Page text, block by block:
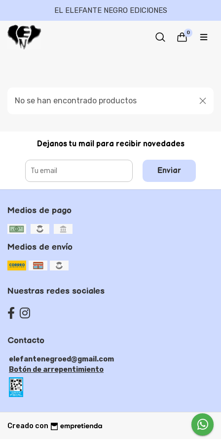
EL ELEFANTE NEGRO EDICIONES
0
No se han encontrado productos
Dejanos tu mail para recibir novedades
Enviar
Medios de pago
Medios de envío
Nuestras redes sociales
Contacto
elefantenegroed@gmail.com
Botón de arrepentimiento
Creado con